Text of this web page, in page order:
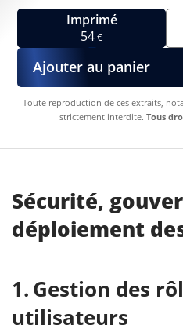
Imprimé
54€
Ajouter au panier
Toute reproduction de ces extraits,
strictement interdite. Tous
Sécurité,
déploiement
Gestion des
utilisateurs